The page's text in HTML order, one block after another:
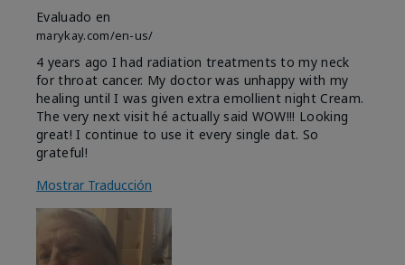
Evaluado en
marykay.com/en-us/
4 years ago I had radiation treatments to my neck
for throat cancer. My doctor was unhappy with my
healing until I was given extra emollient night Cream.
The very next visit hé actually said WOW!!! Looking
great! I continue to use it every single dat. So
grateful!
Mostrar Traducción